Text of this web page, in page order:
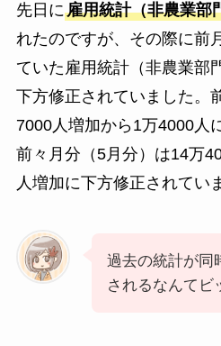
先日に雇用統計（非農業部
れたのですが、その際に前
ていた雇用統計（非農業部
下方修正されていました。
7000人増加から1万4000人
前々月分（5月分）は14万
人増加に下方修正されてい
過去の統計が同
されるなんてビ